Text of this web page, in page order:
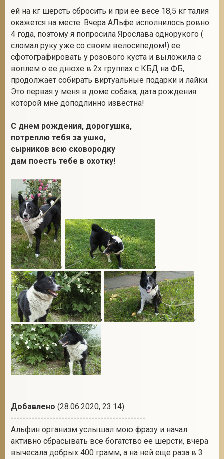
ей на кг шерсть сбросить и при ее весе 18,5 кг талия
окажется на месте. Вчера АЛьфе исполнилось ровно
4 года, поэтому я попросила Ярослава однорукого (
сломал руку уже со своим велосипедом!) ее
сфотографировать у розового куста и выложила с
воплем о ее днюхе в 2х группах с КБД на ФБ,
продолжает собирать виртуальные подарки и лайки.
Это первая у меня в доме собака, дата рождения
которой мне доподлинно известна!
С днем рождения, дорогушка,
потреплю тебя за ушко,
сырников всю сковородку
дам поесть тебе в охотку!
, ,
, ,
Добавлено (28.06.2020, 23:14)
---------------------------------------------
Альфин организм услышал мою фразу и начал
активно сбрасывать все богатство ее шерсти, вчера
вычесала добрых 400 грамм, а на ней еще раза в 3